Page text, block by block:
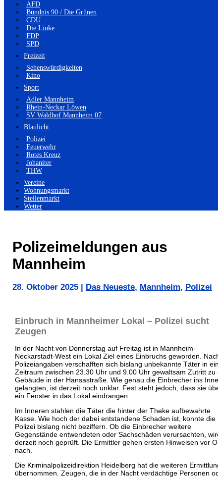
AFD
Bündnis 90 / Die Grünen
CDU
Die Linke
FDP
SPD
Freizeit
Sehenswürdigkeiten
Kino
Sport
Adler Mannheim
Rhein-Neckar Löwen
SV Waldhof Mannheim 07
Blaulicht
Polizei
Feuerwehr
Rotes Kreuz
Johaniter
THW
Vereine
Wohnungsmarkt
Stellenmarkt
Wetter
Polizeimeldungen aus
Mannheim
28. Oktober 2025 Das Neueste, Mannheim, Polizei
Einbruch in Mannheimer Lokal – Polizei sucht
Zeugen
In der Nacht von Donnerstag auf Freitag ist in Mannheim-
Neckarstadt-West ein Lokal Ziel eines Einbruchs geworden. Nach
Polizeiangaben verschafften sich bislang unbekannte Täter in
Zeitraum zwischen 23.30 Uhr und 9.00 Uhr gewaltsam Zutritt zu
Gebäude in der Hansastraße. Wie genau die Einbrecher ins
gelangten, ist derzeit noch unklar. Fest steht jedoch, dass sie über
ein Fenster in das Lokal eindrangen.
Im Inneren stahlen die Täter die hinter der Theke aufbewahrte
Kasse. Wie hoch der dabei entstandene Schaden ist, konnte die
Polizei bislang nicht beziffern. Ob die Einbrecher weitere
Gegenstände entwendeten oder Sachschäden verursachten, wird
derzeit noch geprüft. Die Ermittler gehen ersten Hinweisen vor Ort
nach.
Die Kriminalpolizeidirektion Heidelberg hat die weiteren
übernommen. Zeugen, die in der Nacht verdächtige Personen